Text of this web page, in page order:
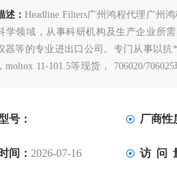
述：Headline Filters广州鸿程代理广州
学领域，从事科研机构及生产企业所
器等的专业进出口公司。专门从事以抗
moltox 11-101.5等现货， 706020/
号： 厂商性
间： 2026-07-16 访 问